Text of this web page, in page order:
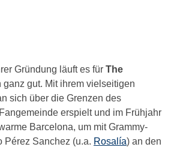
Gründung läuft es für The
ganz gut. Mit ihrem vielseitigen
sich über die Grenzen des
erspielt und im Frühjahr
Barcelona, um mit Grammy-
Pérez Sanchez (u.a. Rosalía) an den